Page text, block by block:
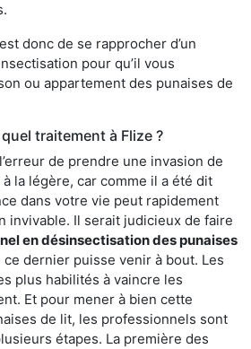
donc de se rapprocher d’un
pour qu’il vous
ou appartement des punaises de
traitement à Flize ?
de prendre une invasion de
la légère, car comme il a été dit
dans votre vie peut rapidement
invivable. Il serait judicieux de faire
en désinsectisation des punaises
ce dernier puisse venir à bout. Les
plus habilités à vaincre les
Et pour mener à bien cette
de lit, les professionnels sont
étapes. La première des